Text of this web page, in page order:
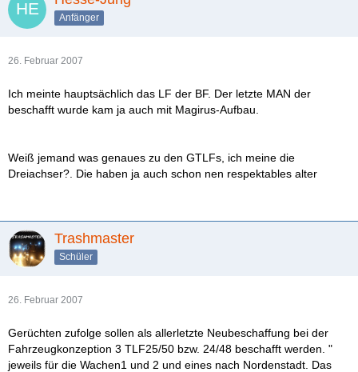
Anfänger
26. Februar 2007
Ich meinte hauptsächlich das LF der BF. Der letzte MAN der
beschafft wurde kam ja auch mit Magirus-Aufbau.
Weiß jemand was genaues zu den GTLFs, ich meine die
Dreiachser?. Die haben ja auch schon nen respektables alter
Trashmaster
Schüler
26. Februar 2007
Gerüchten zufolge sollen als allerletzte Neubeschaffung bei der
Fahrzeugkonzeption 3 TLF25/50 bzw. 24/48 beschafft werden. "
jeweils für die Wachen1 und 2 und eines nach Nordenstadt. Das